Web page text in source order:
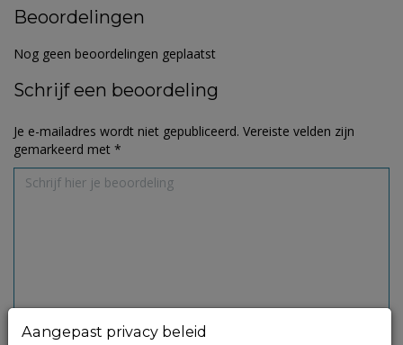
Beoordelingen
Nog geen beoordelingen geplaatst
Schrijf een beoordeling
Je e-mailadres wordt niet gepubliceerd. Vereiste velden zijn
gemarkeerd met *
Aangepast privacy beleid